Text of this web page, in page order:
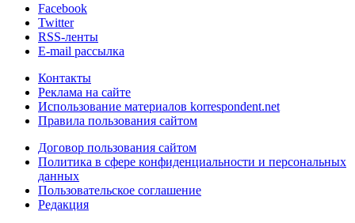
Facebook
Twitter
RSS-ленты
E-mail рассылка
Контакты
Реклама на сайте
Использование материалов korrespondent.net
Правила пользования сайтом
Договор пользования сайтом
Политика в сфере конфиденциальности и персональных
данных
Пользовательское соглашение
Редакция